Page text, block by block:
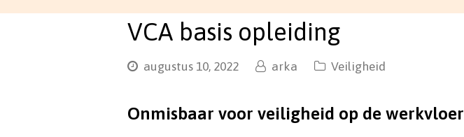
VCA basis opleiding
augustus 10, 2022 arka Veiligheid
Onmisbaar voor veiligheid op de werkvloer